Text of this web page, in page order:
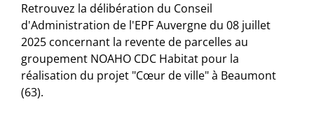
Retrouvez la délibération du Conseil
d'Administration de l'EPF Auvergne du 08 juillet
2025 concernant la revente de parcelles au
groupement NOAHO CDC Habitat pour la
réalisation du projet "Cœur de ville" à Beaumont
(63).